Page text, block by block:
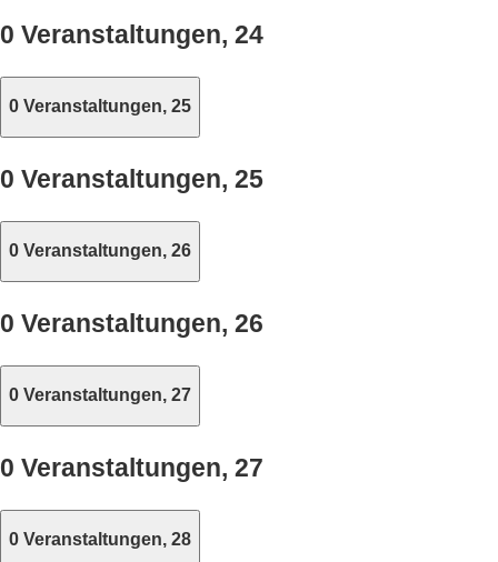
0 Veranstaltungen, 24
0 Veranstaltungen, 25
0 Veranstaltungen, 25
0 Veranstaltungen, 26
0 Veranstaltungen, 26
0 Veranstaltungen, 27
0 Veranstaltungen, 27
0 Veranstaltungen, 28